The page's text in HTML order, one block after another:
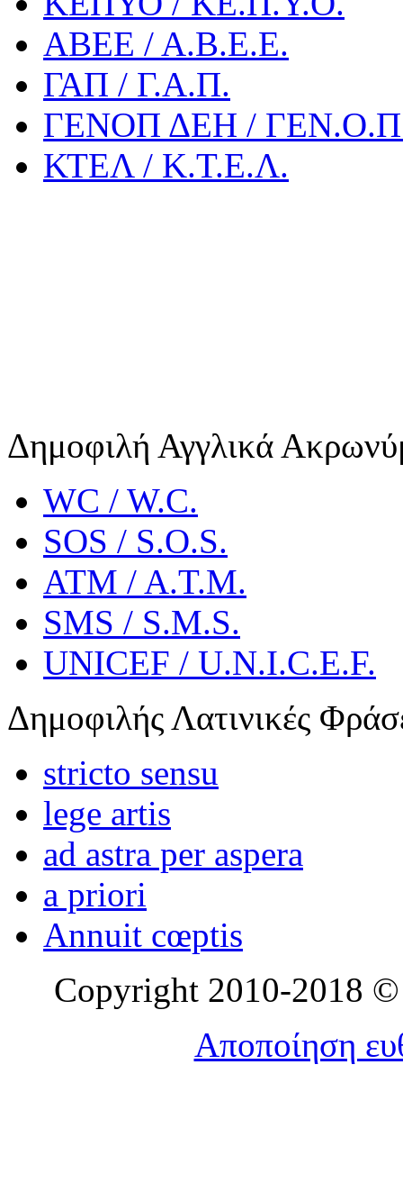
ΑΒΕΕ / Α.Β.Ε.Ε.
ΓΑΠ / Γ.Α.Π.
ΓΕΝΟΠ ΔΕΗ /
ΚΤΕΛ / Κ.Τ.Ε.Λ.
Δημοφιλή Αγγλικά
WC / W.C.
SOS / S.O.S.
ATM / A.T.M.
SMS / S.M.S.
UNICEF / U.N.I.C.E.F.
Δημοφιλής Λατινικές
stricto sensu
lege artis
ad astra per aspera
a priori
Annuit cœptis
Copyright 2010-2018
Αποποίηση